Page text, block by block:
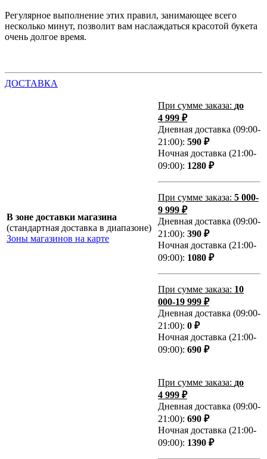
Регулярное выполнение этих правил, занимающее всего
несколько минут, позволит вам наслаждаться красотой букета
очень долгое время.
ДОСТАВКА
В зоне доставки магазина
(стандартная доставка в диапазоне)
Зоны магазинов на карте
При сумме заказа: до
4 999 ₽
Дневная доставка (09:00-
21:00): 590 ₽
Ночная доставка (21:00-
09:00): 1280 ₽
При сумме заказа: 5 000-
9 999 ₽
Дневная доставка (09:00-
21:00): 390 ₽
Ночная доставка (21:00-
09:00): 1080 ₽
При сумме заказа: 10
000-19 999 ₽
Дневная доставка (09:00-
21:00): 0 ₽
Ночная доставка (21:00-
09:00): 690 ₽
При сумме заказа: до
4 999 ₽
Дневная доставка (09:00-
21:00): 690 ₽
Ночная доставка (21:00-
09:00): 1390 ₽